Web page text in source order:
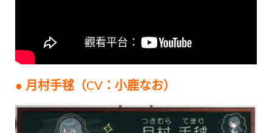
● 月村手毬（CV：小鹿なお）